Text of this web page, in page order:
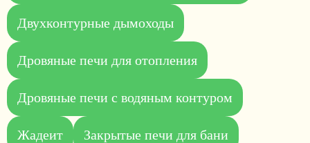
Двухконтурные дымоходы
Дровяные печи для отопления
Дровяные печи с водяным контуром
Жадеит Закрытые печи для бани